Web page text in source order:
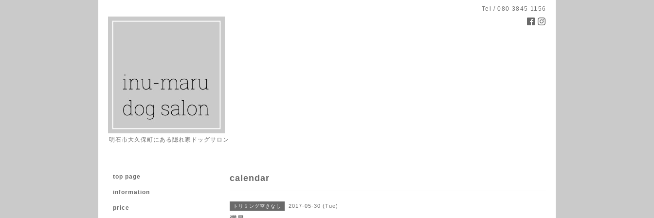
Tel / 080-3845-1156
明石市大久保町にある隠れ家ドッグサロン
calendar
トリミング空きなし 2017-05-30 (Tue)
top page
information
price